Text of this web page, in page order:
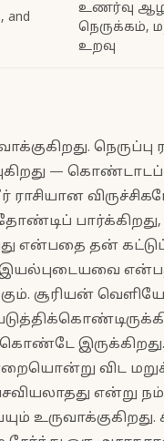
and
உணர்வு
நெருக்கம்,
உறவு
நெருப்பு
—
ராசியான
என்பதை தன்
இயல்புடையவை
சூரியன் வெளியே
விட
என்று
உருவாக்குகிறது.